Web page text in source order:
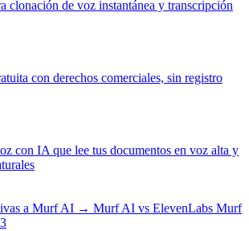
clonación de voz instantánea y transcripción
con derechos comerciales, sin registro
con IA que lee tus documentos en voz alta y
a Murf AI → Murf AI vs ElevenLabs Murf